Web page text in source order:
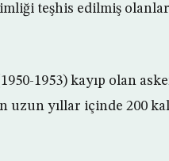
teşhis edilmiş
1953) kayıp olan
yıllar içinde 200